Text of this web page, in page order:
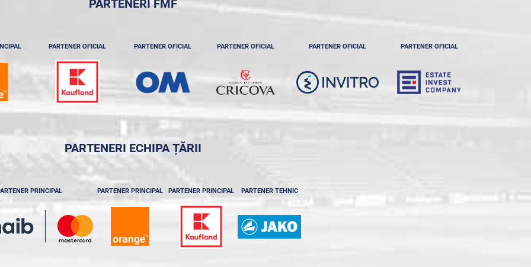
PARTENERI FMF
PARTENER OFICIAL PARTENER OFICIAL PARTENER OFICIAL PARTENER OFICIAL PARTENER OFICIAL
PARTENERI ECHIPA ȚĂRII
PRINCIPAL PARTENER PRINCIPAL PARTENER PRINCIPAL PARTENER TEHNIC